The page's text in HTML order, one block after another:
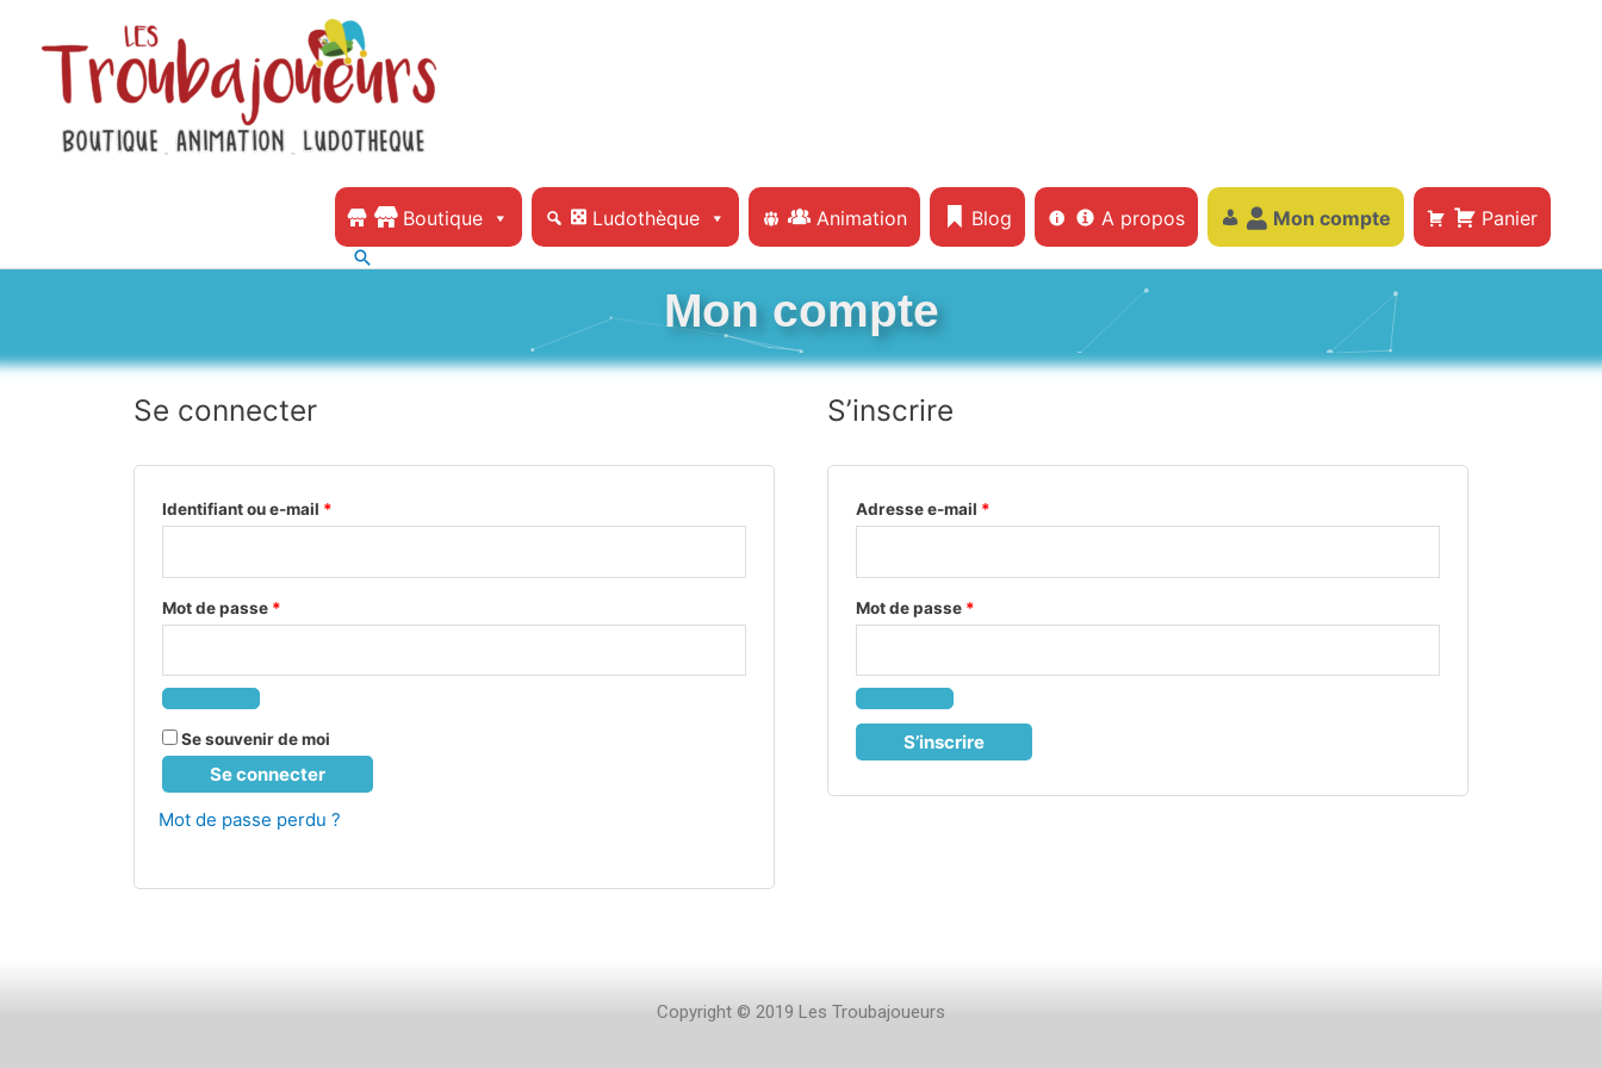
Boutique Ludothèque Animation Blog A propos Mon compte Panier
Mon compte
Se connecter
Identifiant ou e-mail *
Mot de passe *
Se souvenir de moi
Se connecter
Mot de passe perdu ?
S’inscrire
Adresse e-mail *
Mot de passe *
S’inscrire
Copyright © 2019 Les Troubajoueurs